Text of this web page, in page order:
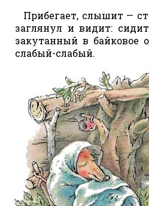
Прибегает, слышит —
заглянул и видит:
закутанный в байковое
слабый-слабый.